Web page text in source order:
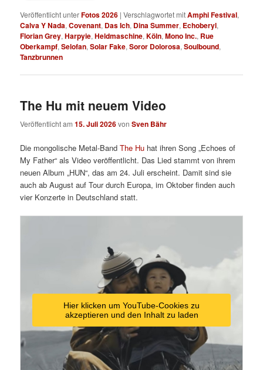
Veröffentlicht unterFotos 2026 |Verschlagwortet mitAmphi Festival,
Calva Y Nada,Covenant, Das Ich, Dina Summer, Echoberyl,
Florian Grey,Harpyie,Heldmaschine,Köln,Mono Inc., Rue
Oberkampf,Selofan,Solar Fake,Soror Dolorosa,Soulbound,
Tanzbrunnen
The Hu mit neuem Video
Veröffentlicht am15. Juli 2026vonSven Bähr
Die mongolische Metal-BandThe Hu hat ihren Song „Echoes of
My Father“ als Video veröffentlicht. Das Lied stammt von ihrem
neuen Album „HUN“, das am 24. Juli erscheint. Damit sind sie
auch ab August auf Tour durch Europa, im Oktober finden auch
vier Konzerte in Deutschland statt.
Hier klicken um YouTube-Cookies zu
akzeptieren und den Inhalt zu laden